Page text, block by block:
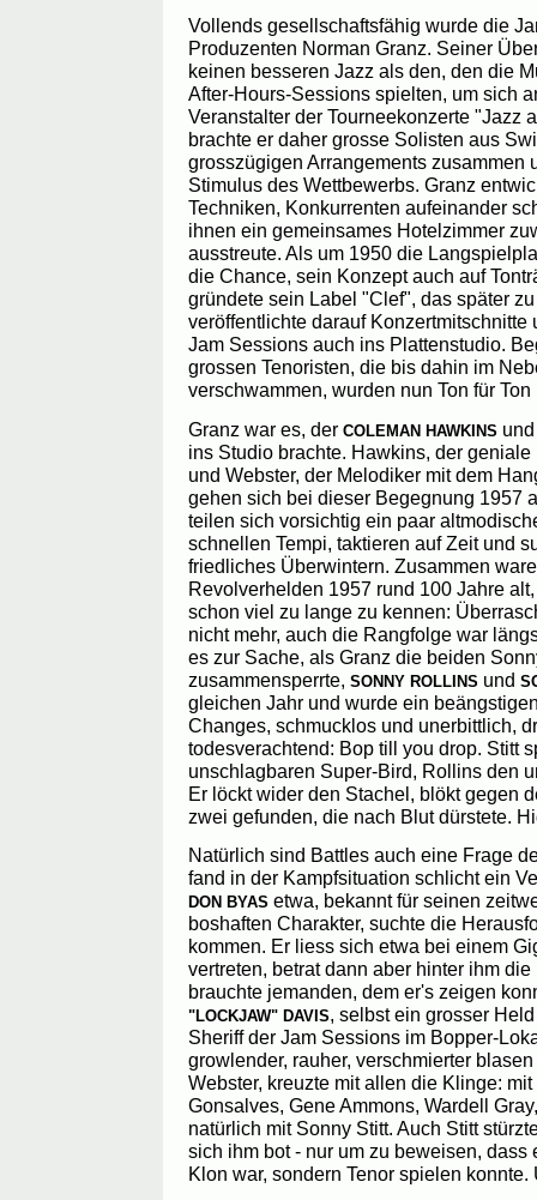
Vollends gesellschaftsfähig wurde die
Produzenten Norman Granz. Seiner
keinen besseren Jazz als den, den die
After-Hours-Sessions spielten, um sich
Veranstalter der Tourneekonzerte "Jazz
brachte er daher grosse Solisten aus
grosszügigen Arrangements zusammen
Stimulus des Wettbewerbs. Granz
Techniken, Konkurrenten aufeinander
ihnen ein gemeinsames Hotelzimmer
ausstreute. Als um 1950 die
die Chance, sein Konzept auch auf
gründete sein Label "Clef", das später
veröffentlichte darauf Konzertmitschnitte
Jam Sessions auch ins Plattenstudio.
grossen Tenoristen, die bis dahin im
verschwammen, wurden nun Ton für Ton
Granz war es, der COLEMAN HAWKINS
ins Studio brachte. Hawkins, der
und Webster, der Melodiker mit dem
gehen sich bei dieser Begegnung 1957
teilen sich vorsichtig ein paar
schnellen Tempi, taktieren auf Zeit und
friedliches Überwintern. Zusammen
Revolverhelden 1957 rund 100 Jahre
schon viel zu lange zu kennen:
nicht mehr, auch die Rangfolge war
es zur Sache, als Granz die beiden
zusammensperrte, SONNY ROLLINS und
gleichen Jahr und wurde ein
Changes, schmucklos und unerbittlich,
todesverachtend: Bop till you drop. Stitt
unschlagbaren Super-Bird, Rollins den
Er löckt wider den Stachel, blökt gegen
zwei gefunden, die nach Blut dürstete.
Natürlich sind Battles auch eine Frage
fand in der Kampfsituation schlicht ein
DON BYAS etwa, bekannt für seinen
boshaften Charakter, suchte die
kommen. Er liess sich etwa bei einem
vertreten, betrat dann aber hinter ihm
brauchte jemanden, dem er's zeigen
"LOCKJAW" DAVIS, selbst ein grosser
Sheriff der Jam Sessions im Bopper-
growlender, rauher, verschmierter
Webster, kreuzte mit allen die Klinge:
Gonsalves, Gene Ammons, Wardell
natürlich mit Sonny Stitt. Auch Stitt
sich ihm bot - nur um zu beweisen, dass
Klon war, sondern Tenor spielen